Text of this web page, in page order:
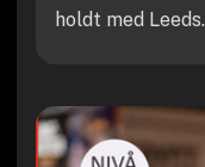
holdt med